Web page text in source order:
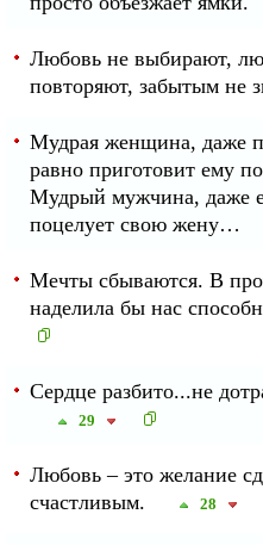
Любовь не выбирают,
повторяют, забытым не
Мудрая женщина, даже
равно приготовит ему
Мудрый мужчина, даже
поцелует свою жену…
Мечты сбываются. В
наделила бы нас
Сердце разбито...не
29
Любовь – это желание
счастливым.
28